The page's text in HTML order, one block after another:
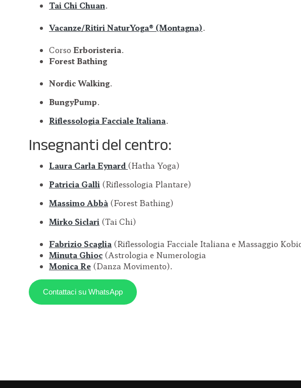
Tai Chi Chuan.
Vacanze/Ritiri NaturYoga® (Montagna).
Corso Erboristeria.
Forest Bathing
Nordic Walking.
BungyPump.
Riflessologia Facciale Italiana.
Insegnanti del centro:
Laura Carla Eynard (Hatha Yoga)
Patricia Galli (Riflessologia Plantare)
Massimo Abbà (Forest Bathing)
Mirko Siclari (Tai Chi)
Fabrizio Scaglia (Riflessologia Facciale Italiana e Massaggio
Minuta Ghioc (Astrologia e Numerologia
Monica Re (Danza Movimento).
Contattaci su WhatsApp